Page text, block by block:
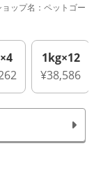
ョップ名：ペットゴー
1kg×12
¥38,586